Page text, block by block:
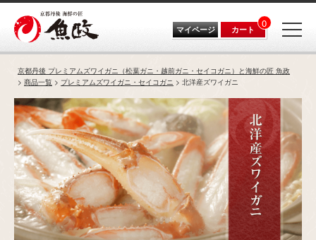
マイページ カート 0
京都丹後 プレミアムズワイガニ（松葉ガニ・越前ガニ・セイコガニ）と海鮮の匠 魚政
商品一覧
プレミアムズワイガニ・セイコガニ 北洋産ズワイガニ